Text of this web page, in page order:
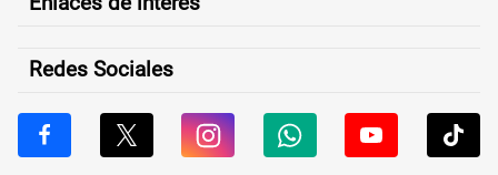
Redes Sociales